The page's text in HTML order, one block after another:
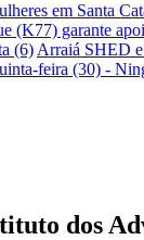
em Santa
(K77) garante
(6) Arraiá SHED e
feira (30) -
dos